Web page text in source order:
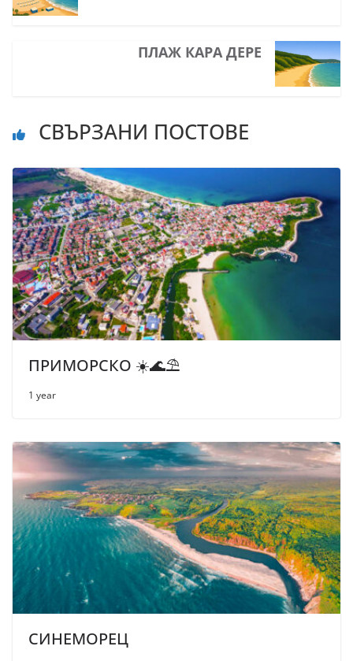
ПЛАЖ КАРА ДЕРЕ
СВЪРЗАНИ ПОСТОВЕ
ПРИМОРСКО ☀️🌊⛱
1 year
СИНЕМОРЕЦ